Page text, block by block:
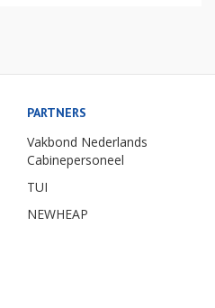
PARTNERS
Vakbond Nederlands
Cabinepersoneel
TUI
NEWHEAP